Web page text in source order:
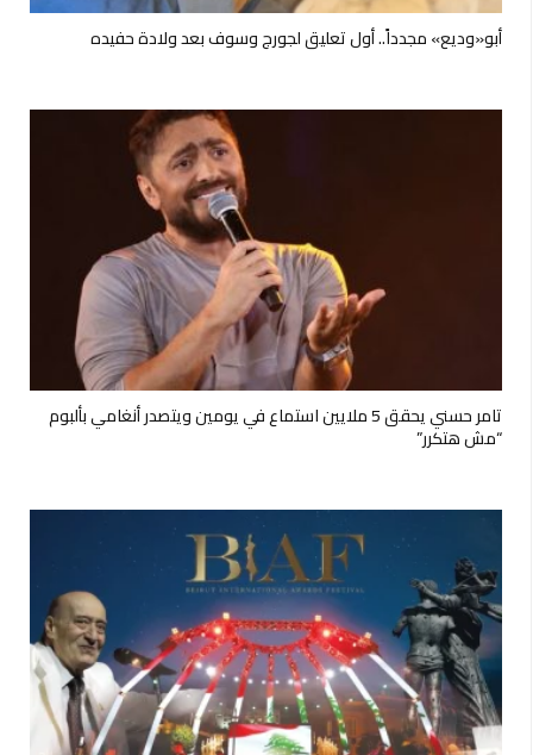
أبو«وديع» مجدداً.. أول تعليق لجورج وسوف بعد ولادة حفيده
تامر حسني يحقق 5 ملايين استماع في يومين ويتصدر أنغامي بألبوم
“مش هتكرر”